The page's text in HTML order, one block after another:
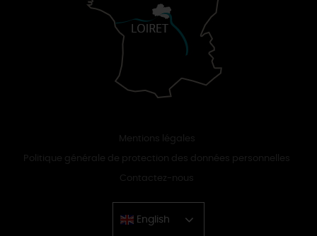
Mentions légales
Politique générale de protection des données personnelles
Contactez-nous
English